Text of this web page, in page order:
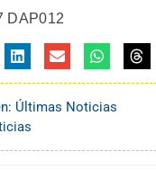
DAP012
Últimas Noticias